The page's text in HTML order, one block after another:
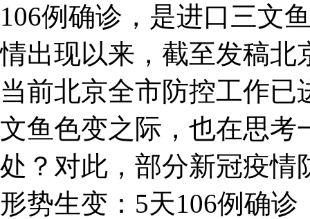
106例确诊，是进口三文
情出现以来，截至发稿北
当前北京全市防控工作
文鱼色变之际，也在思
处？对此，部分新冠疫情
形势生变：5天106例确